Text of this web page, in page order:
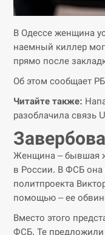
В Одессе женщина
наемный киллер
прямо после
Об этом сообщает
Читайте также:
разоблачила связь
Женщина – бывшая
в России. В ФСБ она
политпроекта
помощью – ее
Вместо этого
ФСБ. Те предложили